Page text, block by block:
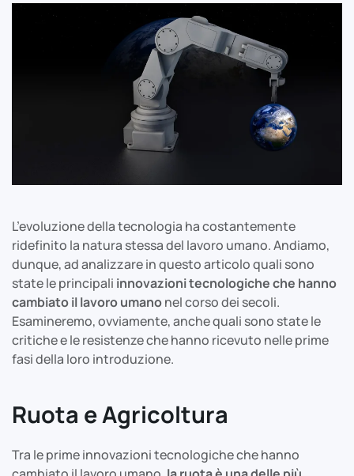
L’evoluzione della tecnologia ha costantemente
ridefinito la natura stessa del lavoro umano. Andiamo,
dunque, ad analizzare in questo articolo quali sono
state le principali innovazioni tecnologiche che hanno
cambiato il lavoro umanonel corso dei secoli.
Esamineremo, ovviamente, anche quali sono state le
critiche e le resistenze che hanno ricevuto nelle prime
fasi della loro introduzione.
Ruota e Agricoltura
Tra le prime innovazioni tecnologiche che hanno